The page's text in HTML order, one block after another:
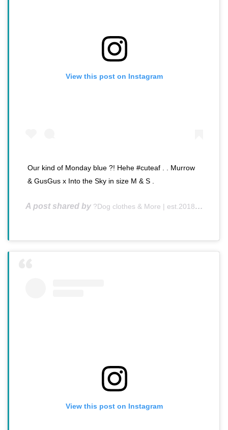
View this post on Instagram
Our kind of Monday blue ?! Hehe #cuteaf . . Murrow
& GusGus x Into the Sky in size M & S .
A post shared by ?Dog clothes & More | est.2018
View this post on Instagram